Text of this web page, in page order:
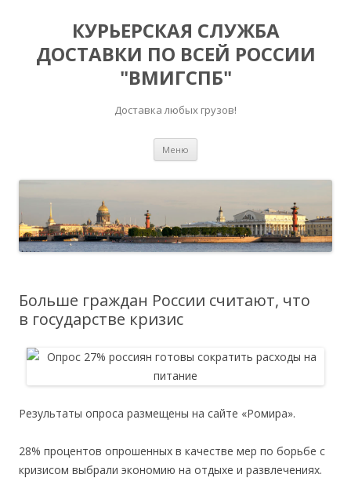
КУРЬЕРСКАЯ СЛУЖБА
ДОСТАВКИ ПО ВСЕЙ РОССИИ
"ВМИГСПБ"
Доставка любых грузов!
Меню
Больше граждан России считают, что
в государстве кризис
Результаты опроса размещены на сайте «Ромира».
28% процентов опрошенных в качестве мер по борьбе с
кризисом выбрали экономию на отдыхе и развлечениях.